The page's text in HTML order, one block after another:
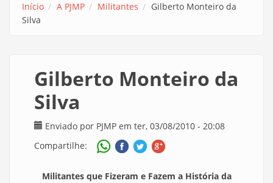
Início A PJMP Militantes
Gilberto Monteiro da
Silva
Gilberto Monteiro da
Silva
Enviado por PJMP em ter, 03/08/2010 - 20:08
Compartilhe:
Militantes que Fizeram e Fazem a História da